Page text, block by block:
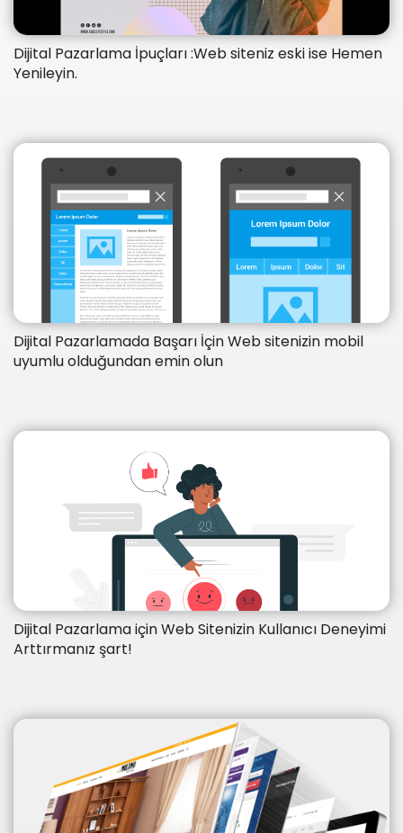
Dijital Pazarlama İpuçları :Web siteniz eski ise Hemen
Yenileyin.
Dijital Pazarlamada Başarı İçin Web sitenizin mobil
uyumlu olduğundan emin olun
Dijital Pazarlama için Web Sitenizin Kullanıcı Deneyimi
Arttırmanız şart!